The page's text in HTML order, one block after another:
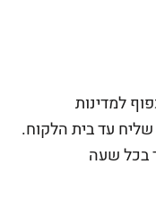
בכפוף למדינות
עד בית הלקוח.
בכל שעה